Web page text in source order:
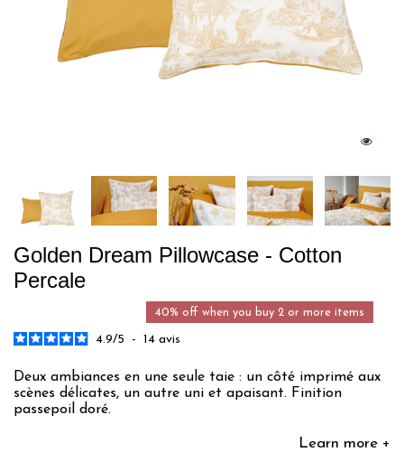
Golden Dream Pillowcase - Cotton
Percale
40% off when you buy 2 or more items
4.9/5 - 14 avis
Deux ambiances en une seule taie : un côté imprimé aux
scènes délicates, un autre uni et apaisant. Finition
passepoil doré.
Learn more +